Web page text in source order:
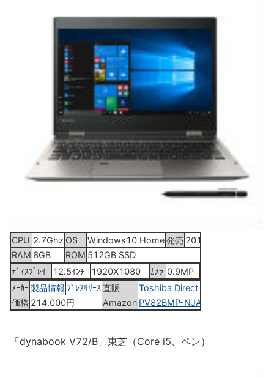
CPU 2.7Ghz OS Windows10 Home発売 2016年12月9日
RAM 8GB ROM 512GB SSD
ﾃﾞｨｽﾌﾟﾚｲ
12.5ｲﾝﾁ 1920X1080 ｶﾒﾗ 0.9MP
ﾒｰｶｰ 製品情報 ﾌﾟﾚｽﾘﾘｰｽ直販
Toshiba Direct
価格 214,000円 Amazon PV82BMP-NJA
「dynabook V72/B」東芝（Core i5、ペン）